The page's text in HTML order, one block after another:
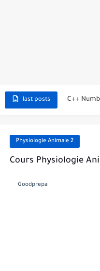
last posts C++
C++
Physiologie Animale 2
Cours Physiologie
Goodprepa